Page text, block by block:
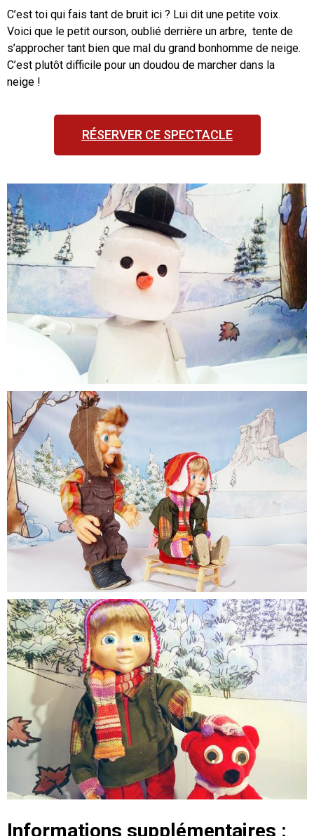
C’est toi qui fais tant de bruit ici ? Lui dit une petite voix.
Voici que le petit ourson, oublié derrière un arbre, tente de
s’approcher tant bien que mal du grand bonhomme de neige.
C’est plutôt difficile pour un doudou de marcher dans la
neige !
RÉSERVER CE SPECTACLE
Informations supplémentaires :